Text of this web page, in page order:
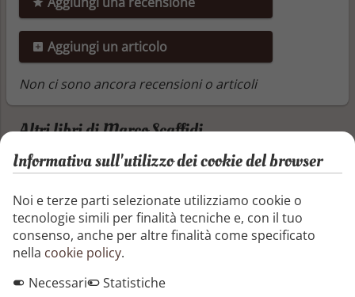
Aggiungi un articolo
Non ci sono ancora recensioni o articoli
Altri libri di Marco Scaffidi
Zoterlanda Il continente d'Occidente vol. 2
(Cronache di Avvarad: Tra il Divino ed il
Terreno 17)
Zoterlanda – Il Continente di Occidente è il
secondo romanzo, formato da tre volumi,
“ Le battaglie nel cuore del continente ”, “
L’assedio del Cuore Centrale “ e l’ultimo “
Informativa sull'utilizzo dei cookie del browser
Noi e terze parti selezionate utilizziamo cookie o
tecnologie simili per finalità tecniche e, con il tuo
consenso, anche per altre finalità come specificato
nella cookie policy.
Necessari
Statistiche